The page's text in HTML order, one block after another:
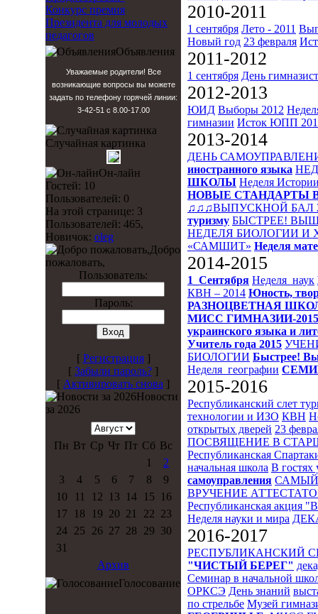
Конкурс премия
Президента для молодых
педагогов
Объявления
Уважаемые родители! Все
возникающие вопросы вы можете
задать по телефону горячей линии:
3-42-51 с 8.00-17.00
Случайная картинка
Он-лайн
Гостей: 10
Пользователей: 0
На этой странице: 3
Пользователей: 465,
Новичок: oleg
Добро
пожаловать,
Пользователь:
Пароль:
[ Регистрация]
[ Забыли пароль? ]
[ Активировать снова ]
Новости
за 2026
Пн Вт Ср Чт Пт Сб Вс
1
2
3
4 5 6 7 8
9
10
11 12 13 14 15
16
17
18 19 20 21 22 23
24
25 26 27 28 29 30
31
Архив
Голосование
2010-2011
1 сентября Лето - 2011
Новый год 23 февраля
2011-2012
1 сентября День
2012-2013
ЮИД Выборы 2012
гимназии Исток ЮПП
2013-2014
ДЕНЬ
иностранного языка
ШКОЛЫ Неделя
НОВЫЕ СТАНДАРТЫ
♫♫♫ВЫПУСКНОЙ БАЛ
туризму БЫСТРЕЕ!
НЕДЕЛЯ БИОЛОГИИ И
«САМШИТ» Неделя
2014-2015
1_Сентября Неделя_наук
КВН – 2014 Юность,
РАЗНОЦВЕТНАЯ
МИСС ГИМНАЗИИ-2015
украинского языка и
Учитель года 2015
БИОЛОГИИ Быстрее!
Неделя_географии
2015-2016
Республиканский слет
технологии и ИЗО КВН
открытых дверей 23
ПОСВЯЩЕНИЕ В
Республиканская
начальная школа В гостях
самоуправления
ВРУЧЕНИЕ
Республиканская акция
Неделя науки и мира
2016-2017
РЕСПУБЛИКАНСКИЙ
"ЧИСТЫЙ БЕРЕГ"
Семинар в начальной
ОРКСЭ День знаний
по стрельбе Музей